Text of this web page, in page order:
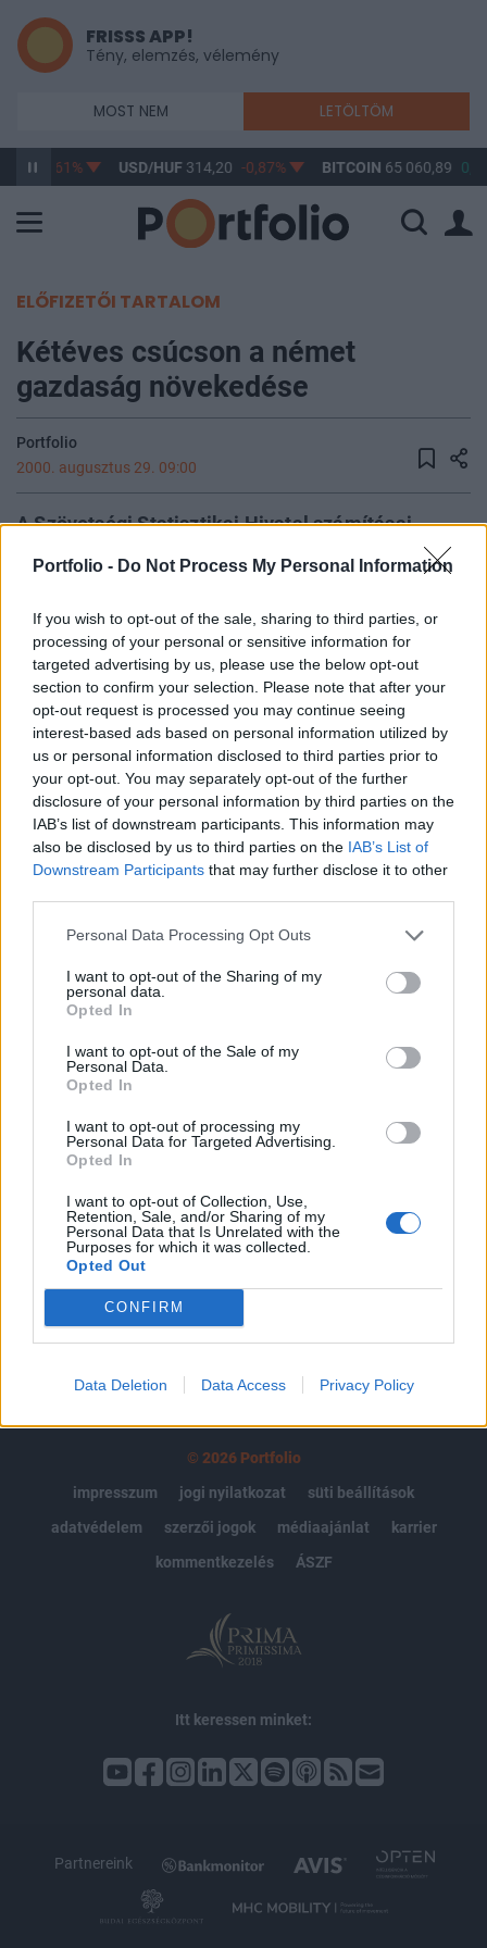
Portfolio - Do Not Process My Personal Information
If you wish to opt-out of the sale, sharing to third parties, or
processing of your personal or sensitive information for
targeted advertising by us, please use the below opt-out
section to confirm your selection. Please note that after your
opt-out request is processed you may continue seeing
interest-based ads based on personal information utilized by
us or personal information disclosed to third parties prior to
your opt-out. You may separately opt-out of the further
disclosure of your personal information by third parties on the
IAB’s list of downstream participants. This information may
also be disclosed by us to third parties on the IAB’s List of
Downstream Participants that may further disclose it to other
Personal Data Processing Opt Outs
I want to opt-out of the Sharing of my
personal data.
Opted In
I want to opt-out of the Sale of my
Personal Data.
Opted In
I want to opt-out of processing my
Personal Data for Targeted Advertising.
Opted In
I want to opt-out of Collection, Use,
Retention, Sale, and/or Sharing of my
Personal Data that Is Unrelated with the
Purposes for which it was collected.
Opted Out
CONFIRM
Data Deletion Data Access Privacy Policy
FRISSS APP!
Tény, elemzés, vélemény
MOST NEM LETÖLTÖM
-0,61% USD/HUF314,20 -0,87% BITCOIN 65 060,89
ELŐFIZETŐI TARTALOM
Kétéves csúcson a német
gazdaság növekedése
Portfolio
2000. augusztus 29. 09:00
A Szövetségi Statisztikai Hivatal számításai
Németországban a GDP volumene mintegy 3.1%-
kal haladta meg a tavalyi év azonos idôszakában
megtermelt értéket és 1.1%-kal bôvült az elsô
negyedévhez képest.
A növekedés az elmúlt két évben a leggyorsabb ütemű volt,
melyet leginkább az export gyors felfutása idézett elô. A
GDP volumennövekedése az elsô negyedévben 0.8%-ot tett
ki. A kivitel dinamikájának emelkedésében meghatározó
volt az euró dollárral szembeni értékvesztése, mely
megnövelte a német termékek versenyképességét az
amerikai piacokon. A közös valuta kb. 20%-ot...
KEDVES OLVASÓNK!
A keresett cikk a portfolio.hu hírarchívumához
tartozik, melynek olvasása előfizetéses
Az előfizetés a következőket tartalmazza:
Portfolio.hu teljes cikkarchívum
Kötéslisták: BÉT elmúlt 2 év napon belüli
kötéslistái
Előfizetés
MÁR ELŐFIZETŐNK VAGY?BEJELENTKEZÉS
© 2026 Portfolio
impresszum
jogi nyilatkozat
süti beállítások
adatvédelem
szerzői jogok médiaajánlat
karrier
kommentkezelés
ÁSZF
Itt keressen minket:
Partnereink